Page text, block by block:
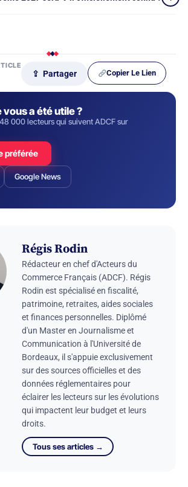
⇪ Partager Copier Le Lien
a été utile ?
000 lecteurs qui suivent ADCF sur
préférée
Google News
Régis Rodin
Rédacteur en chef d'Acteurs du
Commerce Français (ADCF). Régis
Rodin est spécialisé en fiscalité,
patrimoine, retraites, aides sociales
et finances personnelles. Diplômé
d'un Master en Journalisme et
Communication à l'Université de
Bordeaux, il s'appuie exclusivement
sur des sources officielles et des
données réglementaires pour
éclairer les lecteurs sur les évolutions
qui impactent leur budget et leurs
droits.
Tous ses articles →